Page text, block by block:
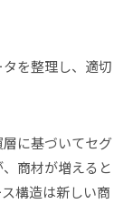
を整理し、適切
に基づいてセグ
商材が増えると
構造は新しい商